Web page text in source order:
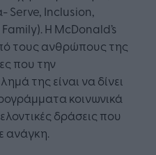
Serve, Inclusion,
Η McDonald’s
τους ανθρώπους της
που την
της είναι να δίνει
κοινωνικά
δράσεις που
ανάγκη.